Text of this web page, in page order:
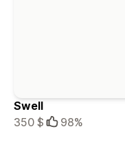
Swell
350 $
98%